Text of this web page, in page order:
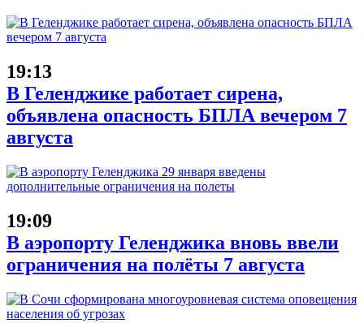
19:13
В Геленджике работает сирена,
объявлена опасность БПЛА вечером 7
августа
19:09
В аэропорту Геленджика вновь ввели
ограничения на полёты 7 августа